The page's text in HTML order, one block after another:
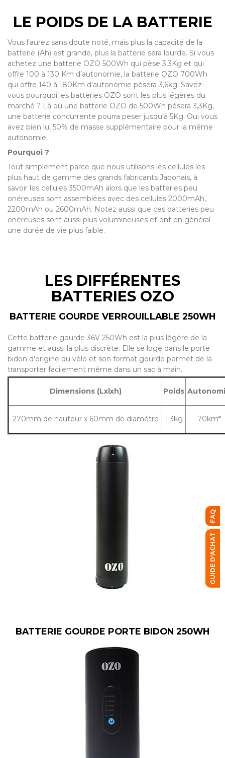
LE POIDS DE LA BATTERIE
Vous l’aurez sans doute noté, mais plus la capacité de la
batterie (Ah) est grande, plus la batterie sera lourde. Si vous
achetez une batterie OZO 500Wh qui pèse 3,3Kg et qui
offre 100 à 130 Km d’autonomie, la batterie OZO 700Wh
qui offre 140 à 180Km d’autonomie pèsera 3,6kg. Savez-
vous pourquoi les batteries OZO sont les plus légères du
marché ? Là où une batterie OZO de 500Wh pèsera 3,3Kg,
une batterie concurrente pourra peser jusqu’à 5Kg. Oui vous
avez bien lu, 50% de masse supplémentaire pour la même
autonomie.
Pourquoi ?
Tout simplement parce que nous utilisons les cellules les
plus haut de gamme des grands fabricants Japonais, à
savoir les cellules 3500mAh alors que les batteries peu
onéreuses sont assemblées avec des cellules 2000mAh,
2200mAh ou 2600mAh. Notez aussi que ces batteries peu
onéreuses sont aussi plus volumineuses et ont en général
une durée de vie plus faible.
LES DIFFÉRENTES
BATTERIES OZO
BATTERIE GOURDE VERROUILLABLE 250WH
Cette batterie gourde 36V 250Wh est la plus légère de la
gamme et aussi la plus discrète. Elle se loge dans le porte
bidon d'origine du vélo et son format gourde permet de la
transporter facilement même dans un sac à main.
Dimensions (Lxlxh) Poids
270mm de hauteur x 60mm de diamètre 1.3kg 70km*
BATTERIE GOURDE PORTE BIDON 250WH
FAQ
GUIDE D'ACHAT